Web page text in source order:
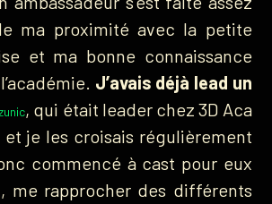
ma proximité avec la petite
et ma bonne connaissance
J’avais déjà lead un
, qui était leader chez 3D Aca
je les croisais régulièrement
commencé à cast pour eux
me rapprocher des différents